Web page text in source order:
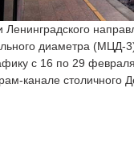
Ленинградского
диаметра (МЦД-
с 16 по 29
канале столичного